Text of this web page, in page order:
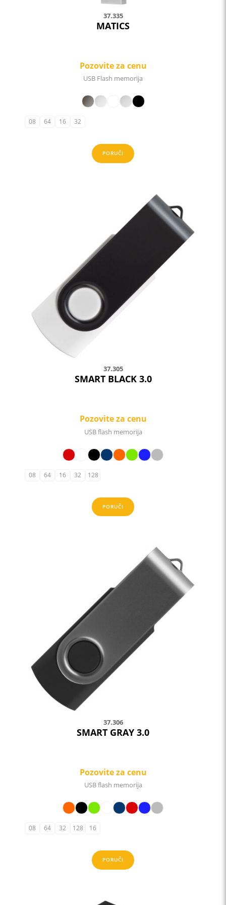
37.335
MATICS
Pozovite za cenu
USB Flash memorija
PORUČI
08 64 16 32
37.305
SMART BLACK 3.0
Pozovite za cenu
USB flash memorija
PORUČI
08 64 16 32 128
37.306
SMART GRAY 3.0
Pozovite za cenu
USB flash memorija
PORUČI
08 64 32 128 16